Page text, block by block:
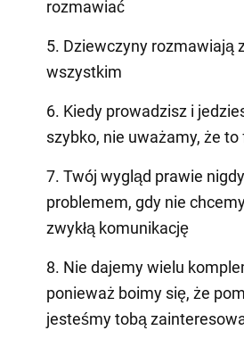
rozmawiać
5. Dziewczyny rozmawiają
wszystkim
6. Kiedy prowadzisz i
szybko, nie uważamy, że to
7. Twój wygląd prawie
problemem, gdy nie
zwykłą komunikację
8. Nie dajemy wielu
ponieważ boimy się, że
jesteśmy tobą